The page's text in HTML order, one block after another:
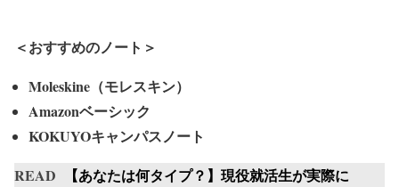
＜おすすめのノート＞
Moleskine（モレスキン）
Amazonベーシック
KOKUYOキャンパスノート
READ
【あなたは何タイプ？】現役就活生が実際に